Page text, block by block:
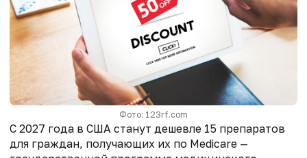
Фото: 123rf.com
С 2027 года в США станут дешевле 15 препаратов
для граждан, получающих их по Medicare —